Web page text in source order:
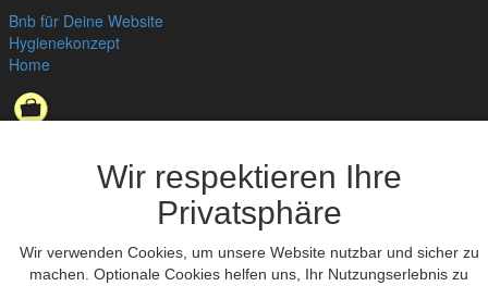
Wir respektieren Ihre
Privatsphäre
Wir verwenden Cookies, um unsere Website nutzbar und sicher zu
machen. Optionale Cookies helfen uns, Ihr Nutzungserlebnis zu
Bnb für Deine Website
Hygienekonzept
Home